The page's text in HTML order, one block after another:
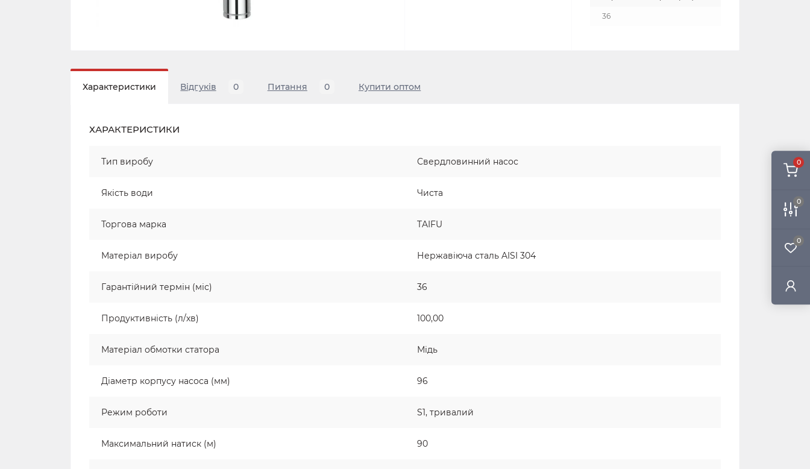
0
0
0
36
Характеристики Відгуків 0 Питання 0 Купити оптом
ХАРАКТЕРИСТИКИ
Тип виробу Свердловинний насос
Якість води Чиста
Торгова марка TAIFU
Матеріал виробу Нержавіюча сталь AISI 304
Гарантійний термін (міс) 36
Продуктивність (л/хв) 100,00
Матеріал обмотки статора Мідь
Діаметр корпусу насоса (мм) 96
Режим роботи S1, тривалий
Максимальний натиск (м) 90